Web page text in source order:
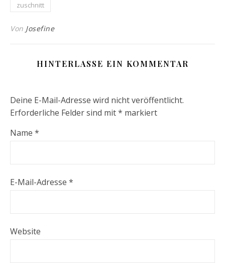
zuschnitt
Von Josefine
HINTERLASSE EIN KOMMENTAR
Deine E-Mail-Adresse wird nicht veröffentlicht.
Erforderliche Felder sind mit* markiert
Name *
E-Mail-Adresse *
Website